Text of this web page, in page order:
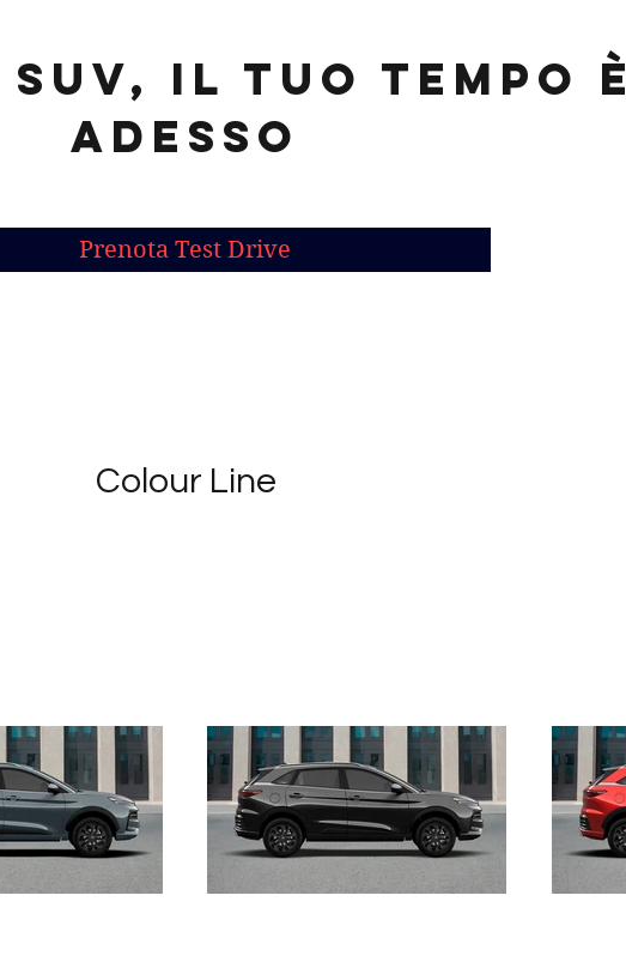
il tuo tempo è
adesso
Prenota Test Drive
Colour Line